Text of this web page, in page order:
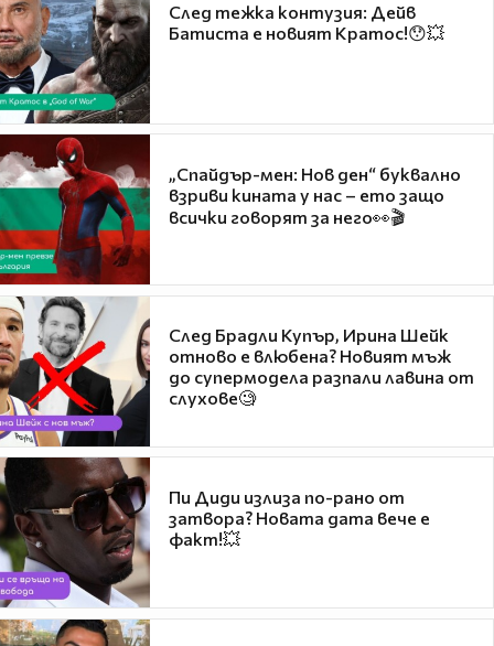
След тежка контузия: Дейв
Батиста е новият Кратос!😯💥
„Спайдър-мен: Нов ден“ буквално
взриви кината у нас – ето защо
всички говорят за него👀🎬
След Брадли Купър, Ирина Шейк
отново е влюбена? Новият мъж
до супермодела разпали лавина от
слухове🧐
Пи Диди излиза по-рано от
затвора? Новата дата вече е
факт!💥